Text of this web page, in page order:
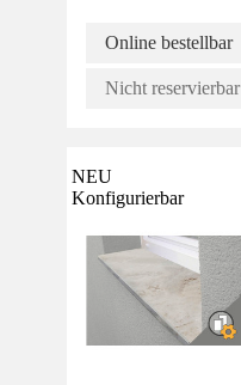
Online bestellbar
Nicht reservierbar
NEU
Konfigurierbar